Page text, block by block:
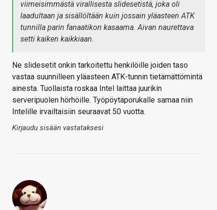
viimeisimmästä virallisesta slidesetistä, joka oli
laadultaan ja sisällöltään kuin jossain yläasteen ATK
tunnilla parin fanaatikon kasaama. Aivan naurettava
setti kaiken kaikkiaan.
Ne slidesetit onkin tarkoitettu henkilöille joiden taso
vastaa suunnilleen yläasteen ATK-tunnin tietämättömintä
ainesta. Tuollaista roskaa Intel laittaa juurikin
serveripuolen hörhöille. Työpöytäporukalle samaa niin
Intelille irvailtaisiin seuraavat 50 vuotta.
Kirjaudu sisään vastataksesi